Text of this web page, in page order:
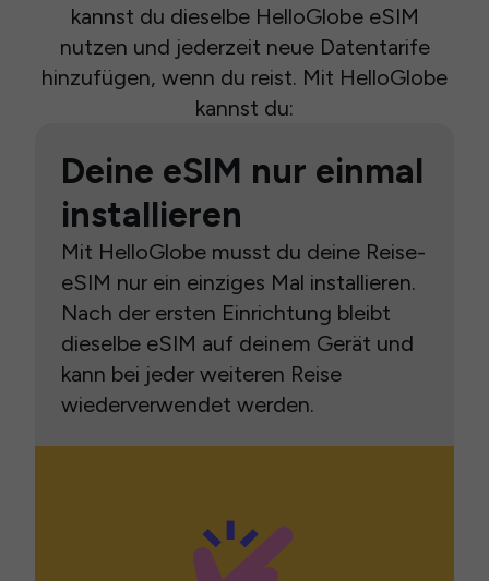
kannst du dieselbe HelloGlobe eSIM
nutzen und jederzeit neue Datentarife
hinzufügen, wenn du reist. Mit HelloGlobe
kannst du:
Deine eSIM nur einmal
installieren
Mit HelloGlobe musst du deine Reise-
eSIM nur ein einziges Mal installieren.
Nach der ersten Einrichtung bleibt
dieselbe eSIM auf deinem Gerät und
kann bei jeder weiteren Reise
wiederverwendet werden.